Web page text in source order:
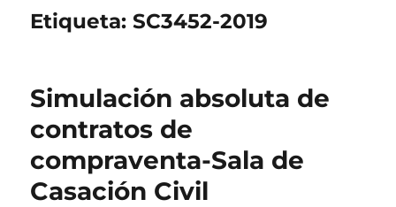
Etiqueta:SC3452-2019
Simulación absoluta de
contratos de
compraventa-Sala de
Casación Civil